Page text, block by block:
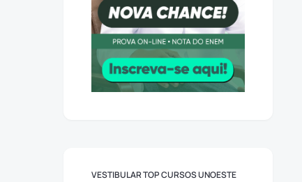
VESTIBULAR TOP CURSOS UNOESTE